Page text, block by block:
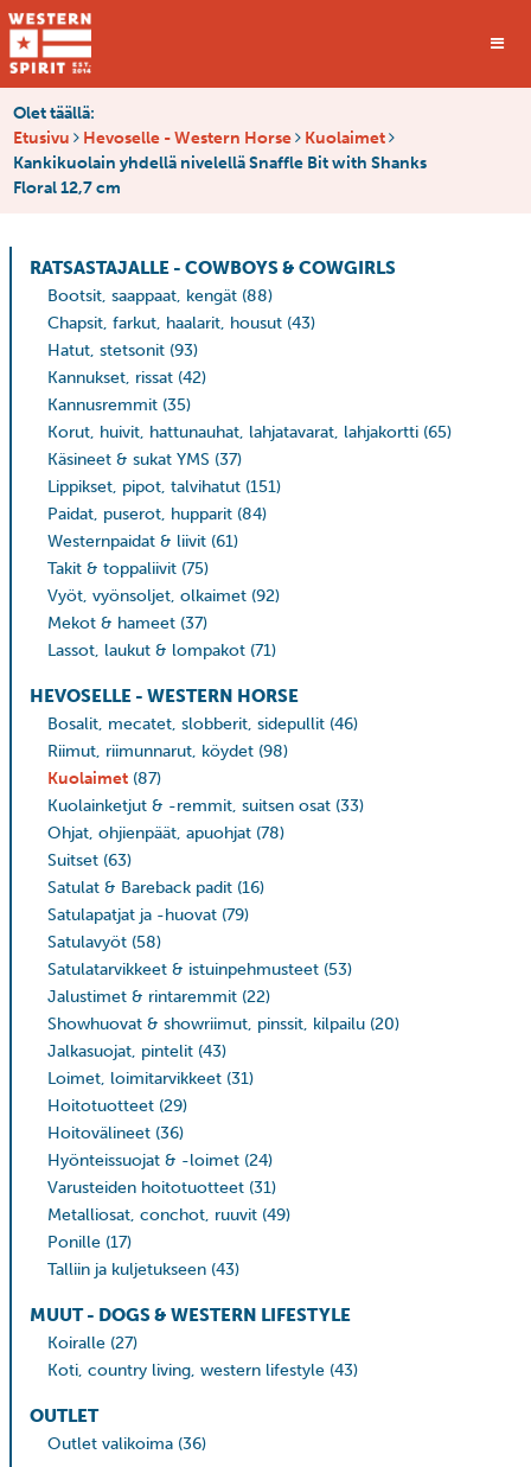
Olet täällä:
Etusivu
Hevoselle - Western Horse
Kuolaimet
Kankikuolain yhdellä nivelellä Snaffle Bit with Shanks
Floral 12,7 cm
RATSASTAJALLE - COWBOYS & COWGIRLS
Bootsit, saappaat, kengät (88)
Chapsit, farkut, haalarit, housut (43)
Hatut, stetsonit (93)
Kannukset, rissat (42)
Kannusremmit (35)
Korut, huivit, hattunauhat, lahjatavarat, lahjakortti (65)
Käsineet & sukat YMS (37)
Lippikset, pipot, talvihatut (151)
Paidat, puserot, hupparit (84)
Westernpaidat & liivit (61)
Takit & toppaliivit (75)
Vyöt, vyönsoljet, olkaimet (92)
Mekot & hameet (37)
Lassot, laukut & lompakot (71)
HEVOSELLE - WESTERN HORSE
Bosalit, mecatet, slobberit, sidepullit (46)
Riimut, riimunnarut, köydet (98)
Kuolaimet (87)
Kuolainketjut & -remmit, suitsen osat (33)
Ohjat, ohjienpäät, apuohjat (78)
Suitset (63)
Satulat & Bareback padit (16)
Satulapatjat ja -huovat (79)
Satulavyöt (58)
Satulatarvikkeet & istuinpehmusteet (53)
Jalustimet & rintaremmit (22)
Showhuovat & showriimut, pinssit, kilpailu (20)
Jalkasuojat, pintelit (43)
Loimet, loimitarvikkeet (31)
Hoitotuotteet (29)
Hoitovälineet (36)
Hyönteissuojat & -loimet (24)
Varusteiden hoitotuotteet (31)
Metalliosat, conchot, ruuvit (49)
Ponille (17)
Talliin ja kuljetukseen (43)
MUUT - DOGS & WESTERN LIFESTYLE
Koiralle (27)
Koti, country living, western lifestyle (43)
OUTLET
Outlet valikoima (36)